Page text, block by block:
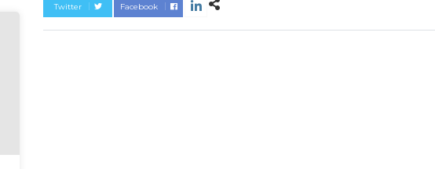
Twitter Facebook